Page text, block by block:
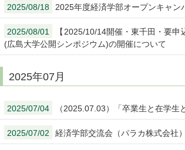
2025/08/18 2025年度経済学部オープンキャン
2025/08/01
【2025/10/14開催・東千田・要
(広島大学公開シンポジウム)の開催について
2025年07月
2025/07/04 （2025.07.03）「卒業生と在学
2025/07/02 経済学部交流会（パラカ株式会社